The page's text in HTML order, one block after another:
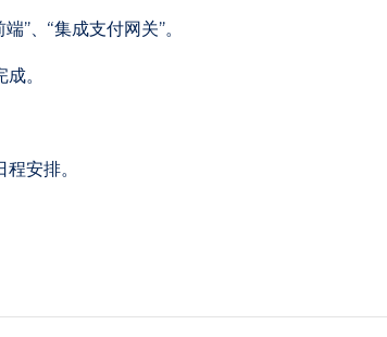
”、“集成支付网关”。
。
安排。